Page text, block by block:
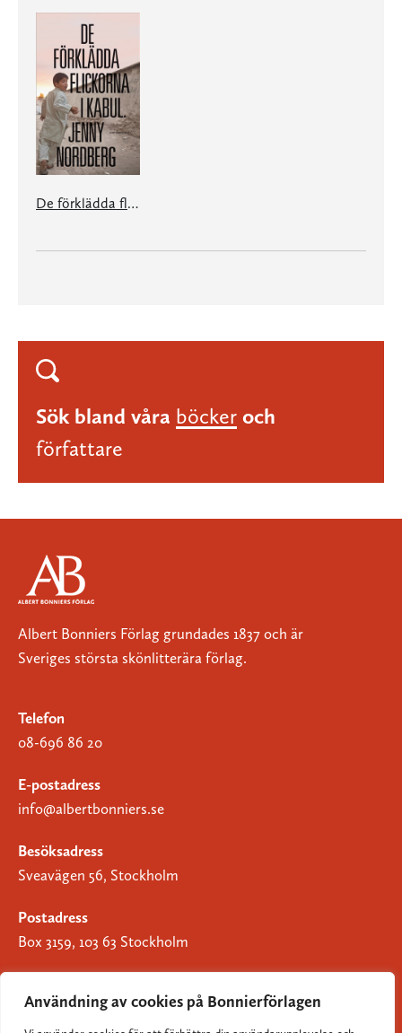
Användning av cookies på Bonnierförlagen
De förklädda flickorna i Kabul
Sök bland våra böcker och
författare
Albert Bonniers Förlag grundades 1837 och är
Sveriges största skönlitterära förlag.
Telefon
08-696 86 20
E-postadress
info@albertbonniers.se
Besöksadress
Sveavägen 56, Stockholm
Postadress
Box 3159, 103 63 Stockholm